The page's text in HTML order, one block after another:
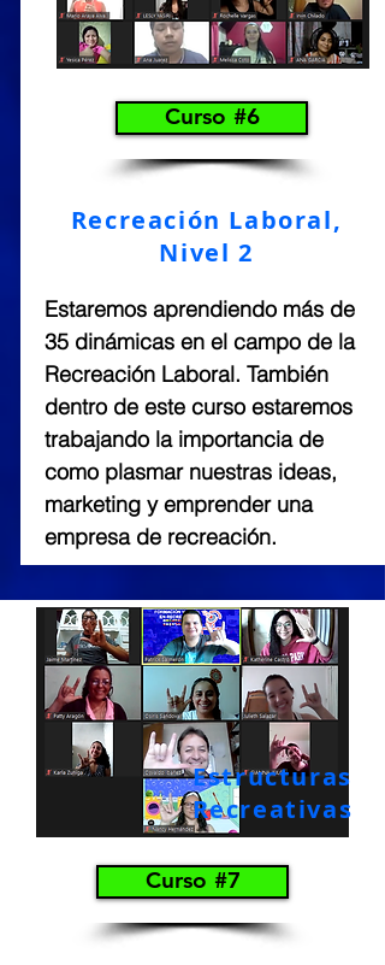
Curso #6
Recreación Laboral,
Nivel 2
Estaremos aprendiendo más de
35 dinámicas en el campo de la
Recreación Laboral. También
dentro de este curso estaremos
trabajando la importancia de
como plasmar nuestras ideas,
marketing y emprender una
empresa de recreación.
Curso #7
Estructuras
Recreativas